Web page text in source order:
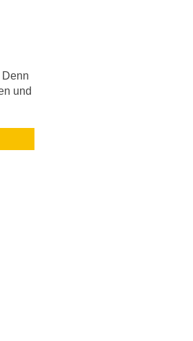
und